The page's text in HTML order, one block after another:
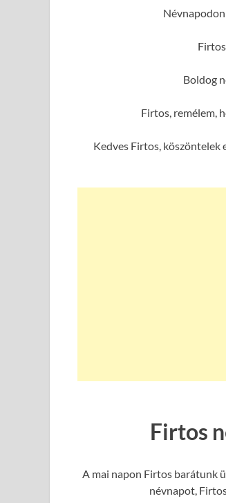
Boldog
Firtos, remélem,
Kedves Firtos, köszöntelek
Firtos
A mai napon Firtos barátunk
névnapot,